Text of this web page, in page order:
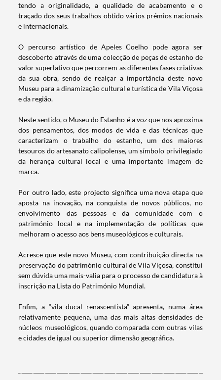
Categorias gerais
Filtros
tendo a originalidade, a qualidade de acabamento e o
traçado dos seus trabalhos obtido vários prémios nacionais
e internacionais.
O percurso artístico de Apeles Coelho pode agora ser
descoberto através de uma colecção de peças de estanho de
valor superlativo que percorrem as diferentes fases criativas
da sua obra, sendo de realçar a importância deste novo
Museu para a dinamização cultural e turística de Vila Viçosa
e da região.
Neste sentido, o Museu do Estanho é a voz que nos aproxima
dos pensamentos, dos modos de vida e das técnicas que
caracterizam o trabalho do estanho, um dos maiores
tesouros do artesanato calipolense, um símbolo privilegiado
da herança cultural local e uma importante imagem de
marca.
Por outro lado, este projecto significa uma nova etapa que
aposta na inovação, na conquista de novos públicos, no
envolvimento das pessoas e da comunidade com o
património local e na implementação de políticas que
melhoram o acesso aos bens museológicos e culturais.
Acresce que este novo Museu, com contribuição directa na
preservação do património cultural de Vila Viçosa, constitui
sem dúvida uma mais-valia para o processo de candidatura à
inscrição na Lista do Património Mundial.
Enfim, a “vila ducal renascentista” apresenta, numa área
relativamente pequena, uma das mais altas densidades de
núcleos museológicos, quando comparada com outras vilas
e cidades de igual ou superior dimensão geográfica.